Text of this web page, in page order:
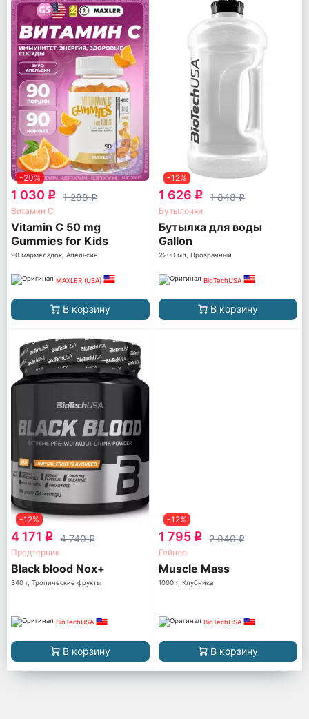
-20%
1 030 q 1 288q
Витамин С
Vitamin C 50 mg
Gummies for Kids
90 мармеладок, Апельсин
MAXLER (USA)
В корзину
-12%
1 626 q 1 848q
Бутылочки
Бутылка для воды
Gallon
2200 мл, Прозрачный
BioTechUSA
В корзину
-12%
4 171 q 4 740q
Предтерник
Black blood Nox+
340 г, Тропические фрукты
BioTechUSA
В корзину
-12%
1 795 q 2 040q
Гейнер
Muscle Mass
1000 г, Клубника
BioTechUSA
В корзину